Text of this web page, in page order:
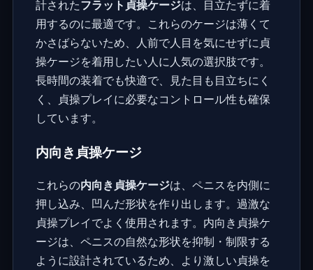
計されたフラット貞操ケージは、目立たずに着
用するのに最適です。これらのケージは薄くて
かさばらないため、人前で人目を気にせずに貞
操ケージを着用したい人に人気の選択肢です。
長時間の装着でも快適で、見た目も目立ちにく
く、貞操プレイに必要なコントロール性も確保
しています。
内向き貞操ケージ
これらの内向き貞操ケージは、ペニスを内側に
押し込み、凹んだ形状を作り出します。過激な
貞操プレイでよく使用されます。内向き貞操ケ
ージは、ペニスの自然な形状を抑制・制限する
ように設計されているため、より激しい貞操を